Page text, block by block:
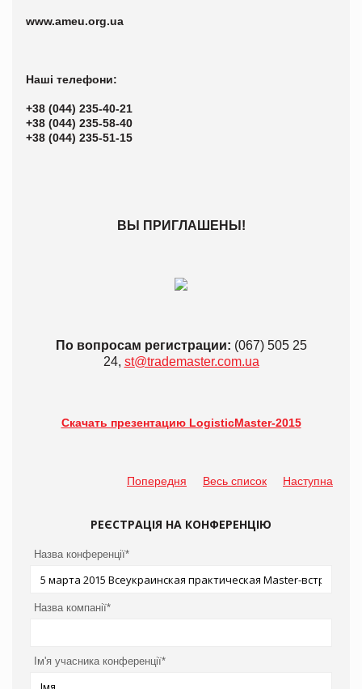
www.ameu.org.ua
Наші телефони:
+38 (044) 235-40-21
+38 (044) 235-58-40
+38 (044) 235-51-15
ВЫ ПРИГЛАШЕНЫ!
По вопросам регистрации: (067) 505 25
24, st@trademaster.com.ua
Скачать презентацию LogisticMaster-2015
Попередня Весь список Наступна
РЕЄСТРАЦІЯ НА КОНФЕРЕНЦІЮ
Назва конференції*
Назва компанії*
Ім'я учасника конференції*